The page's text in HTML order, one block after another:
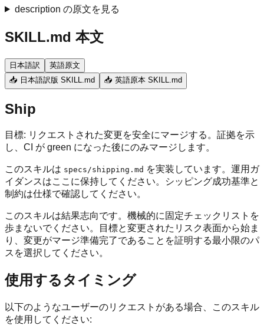
description の原文を見る
SKILL.md 本文
日本語訳
英語原文
📥 日本語訳版 SKILL.md
📥 英語原本 SKILL.md
Ship
目標: リクエストされた変更を安全にマージする。証拠を示
し、CI が green になった後にのみマージします。
このスキルは specs/shipping.md を実装しています。運用ガ
イダンスはここに保持してください。シッピング成功基準と
制約は仕様で確認してください。
このスキルは結果志向です。機械的に固定チェックリストを
歩まないでください。目標と変更されたリスク表面から始ま
り、変更がマージ準備完了であることを証明する最小限のパ
スを選択してください。
使用するタイミング
以下のようなユーザーのリクエストがある場合、このスキル
を使用してください: